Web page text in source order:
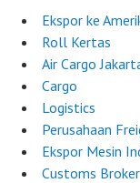
Ekspor ke
Roll Kertas
Air Cargo
Cargo
Logistics
Perusahaan
Ekspor Mesin
Customs Broker